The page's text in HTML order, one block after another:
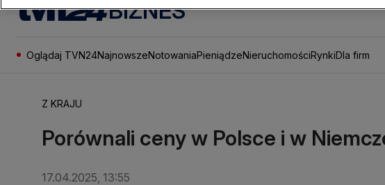
BIZNES
Oglądaj TVN24NajnowszeNotowaniaPieniądzeNieruchomościRynkiDla firm
Z KRAJU
Porównali ceny w Polsce i w
17.04.2025, 13:55